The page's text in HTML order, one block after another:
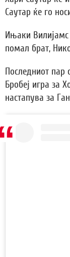
Саутар ќе го
Ињаки Вилијамс
помал брат,
Последниот пар
Бробеј игра за
настапува за